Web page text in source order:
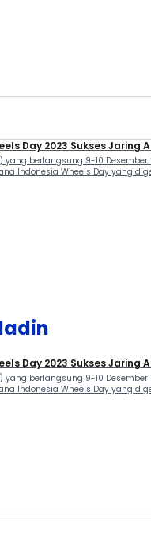
Day 2023 Sukses Jaring
yang berlangsung 9-10
Indonesia Wheels Day yang
Day 2023 Sukses Jaring
yang berlangsung 9-10
Indonesia Wheels Day yang